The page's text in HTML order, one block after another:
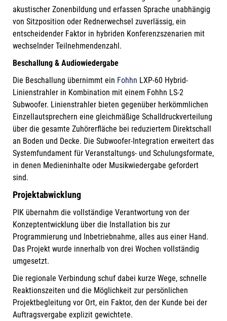
akustischer Zonenbildung und erfassen Sprache unabhängig
von Sitzposition oder Rednerwechsel zuverlässig, ein
entscheidender Faktor in hybriden Konferenzszenarien mit
wechselnder Teilnehmendenzahl.
Beschallung & Audiowiedergabe
Die Beschallung übernimmt ein Fohhn LXP-60 Hybrid-
Linienstrahler in Kombination mit einem Fohhn LS-2
Subwoofer. Linienstrahler bieten gegenüber herkömmlichen
Einzellautsprechern eine gleichmäßige Schalldruckverteilung
über die gesamte Zuhörerfläche bei reduziertem Direktschall
an Boden und Decke. Die Subwoofer-Integration erweitert das
Systemfundament für Veranstaltungs- und Schulungsformate,
in denen Medieninhalte oder Musikwiedergabe gefordert
sind.
Projektabwicklung
PIK übernahm die vollständige Verantwortung von der
Konzeptentwicklung über die Installation bis zur
Programmierung und Inbetriebnahme, alles aus einer Hand.
Das Projekt wurde innerhalb von drei Wochen vollständig
umgesetzt.
Die regionale Verbindung schuf dabei kurze Wege, schnelle
Reaktionszeiten und die Möglichkeit zur persönlichen
Projektbegleitung vor Ort, ein Faktor, den der Kunde bei der
Auftragsvergabe explizit gewichtete.